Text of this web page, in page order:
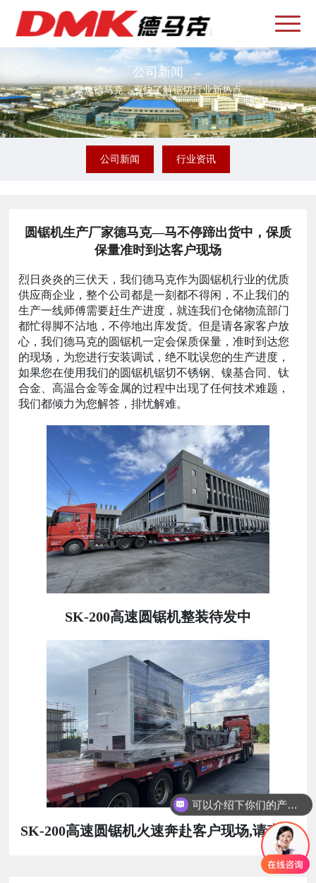
公司新闻
聚焦德马克，更快了解锯切行业新热点
公司新闻 行业资讯
圆锯机生产厂家德马克—马不停蹄出货中，保质
保量准时到达客户现场
烈日炎炎的三伏天，我们德马克作为圆锯机行业的优质
供应商企业，整个公司都是一刻都不得闲，不止我们的
生产一线师傅需要赶生产进度，就连我们仓储物流部门
都忙得脚不沾地，不停地出库发货。但是请各家客户放
心，我们德马克的圆锯机一定会保质保量，准时到达您
的现场，为您进行安装调试，绝不耽误您的生产进度，
如果您在使用我们的圆锯机锯切不锈钢、镍基合同、钛
合金、高温合金等金属的过程中出现了任何技术难题，
我们都倾力为您解答，排忧解难。
SK-200高速圆锯机整装待发中
SK-200高速圆锯机火速奔赴客户现场,请查收
可以介绍下你们的产品么